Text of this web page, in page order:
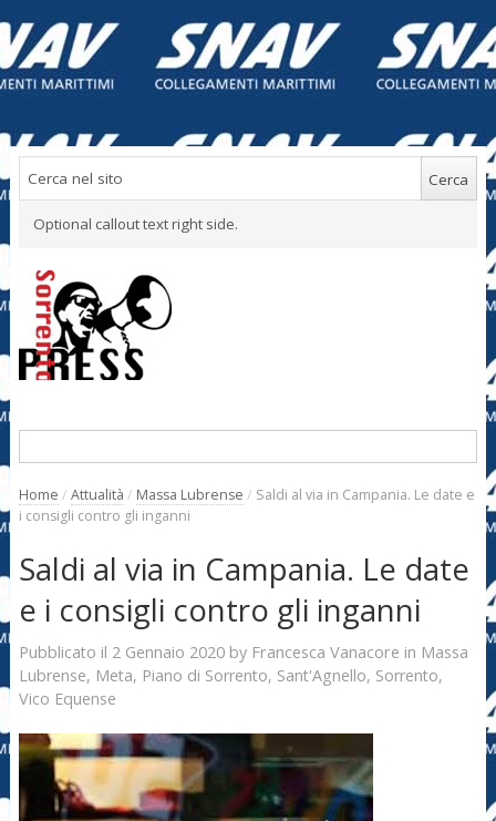
Optional callout text right side.
Home / Attualità / Massa Lubrense / Saldi al via in Campania. Le date e
i consigli contro gli inganni
Saldi al via in Campania. Le date
e i consigli contro gli inganni
Pubblicato il 2 Gennaio 2020by Francesca Vanacore in Massa
Lubrense, Meta, Piano di Sorrento, Sant'Agnello, Sorrento,
Vico Equense